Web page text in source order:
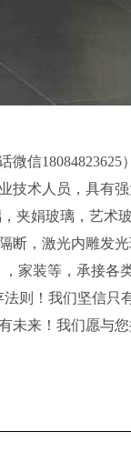
微信
技术人员，具有
夹娟玻璃，艺术
断，激光内雕发
家装等，承接各
则！我们坚信
未来！我们愿与